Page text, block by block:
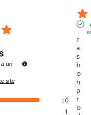
un
site
10
1
r
a
s
b
o
n
p
r
o